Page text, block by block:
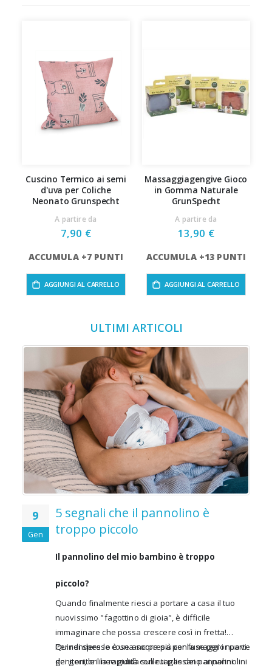
Cuscino Termico ai semi
d'uva per Coliche
Neonato Grunspecht
A partire da
7,90 €
ACCUMULA +7 PUNTI
AGGIUNGI AL CARRELLO
Massaggiagengive Gioco
in Gomma Naturale
GrunSpecht
A partire da
13,90 €
ACCUMULA +13 PUNTI
AGGIUNGI AL CARRELLO
ULTIMI ARTICOLI
9
Gen
5 segnali che il pannolino è
troppo piccolo
Il pannolino del mio bambino è troppo
piccolo?
Quando finalmente riesci a portare a casa il tuo
nuovissimo "fagottino di gioia", è difficile
immaginare che possa crescere così in fretta!
Quindi spesso è una sorpresa per la maggior parte
dei genitori la rapidità con cui passano ai pannolini
Per rendere le cose ancora più confuse per i nuovi
genitori, le linee guida sulle taglie dei pannolini